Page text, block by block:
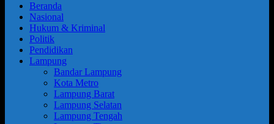
Beranda
Nasional
Hukum & Kriminal
Politik
Pendidikan
Lampung
Bandar Lampung
Kota Metro
Lampung Barat
Lampung Selatan
Lampung Tengah